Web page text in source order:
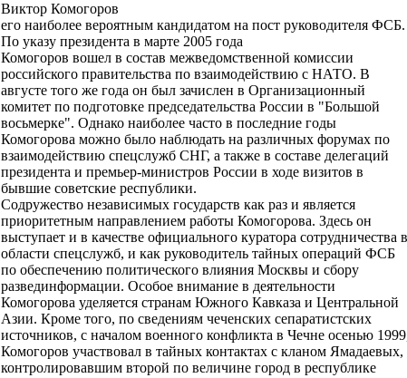
Виктор Комогоров
его наиболее вероятным кандидатом на пост руководителя ФСБ.
По указу президента в марте 2005 года
Комогоров вошел в состав межведомственной комиссии
российского правительства по взаимодействию с НАТО. В
августе того же года он был зачислен в Организационный
комитет по подготовке председательства России в "Большой
восьмерке". Однако наиболее часто в последние годы
Комогорова можно было наблюдать на различных форумах по
взаимодействию спецслужб СНГ, а также в составе делегаций
президента и премьер-министров России в ходе визитов в
бывшие советские республики.
Содружество независимых государств как раз и является
приоритетным направлением работы Комогорова. Здесь он
выступает и в качестве официального куратора сотрудничества в
области спецслужб, и как руководитель тайных операций ФСБ
по обеспечению политического влияния Москвы и сбору
развединформации. Особое внимание в деятельности
Комогорова уделяется странам Южного Кавказа и Центральной
Азии. Кроме того, по сведениям чеченских сепаратистских
источников, с началом военного конфликта в Чечне осенью
Комогоров участвовал в тайных контактах с кланом Ямадаевых,
контролировавшим второй по величине город в республике